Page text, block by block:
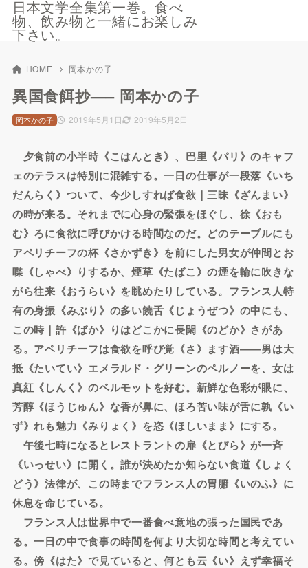
日本文学全集第一巻。食べ
物、飲み物と一緒にお楽しみ
下さい。
HOME 岡本かの子
異国食餌抄—– 岡本かの子
2019年5月1日 2019年5月2日
岡本かの子
夕食前の小半時《こはんとき》、巴里《パリ》のキャフ
ェのテラスは特別に混雑する。一日の仕事が一段落《いち
だんらく》ついて、今少しすれば食欲｜三昧《ざんまい》
の時が来る。それまでに心身の緊張をほぐし、徐《おも
む》ろに食欲に呼びかける時間なのだ。どのテーブルにも
アペリチーフの杯《さかずき》を前にした男女が仲間とお
喋《しゃべ》りするか、煙草《たばこ》の煙を輪に吹きな
がら往来《おうらい》を眺めたりしている。フランス人特
有の身振《みぶり》の多い饒舌《じょうぜつ》の中にも、
この時｜許《ばか》りはどこかに長閑《のどか》さがあ
る。アペリチーフは食欲を呼び覚《さ》ます酒――男は大
抵《たいてい》エメラルド・グリーンのペルノーを、女は
真紅《しんく》のベルモットを好む。新鮮な色彩が眼に、
芳醇《ほうじゅん》な香が鼻に、ほろ苦い味が舌に孰《い
ず》れも魅力《みりょく》を恣《ほしいまま》にする。
午後七時になるとレストラントの扉《とびら》が一斉
《いっせい》に開く。誰が決めたか知らない食道《しょく
どう》法律が、この時までフランス人の胃腑《いのふ》に
休息を命じている。
フランス人は世界中で一番食べ意地の張った国民であ
る。一日の中で食事の時間を何より大切な時間と考えてい
る。傍《はた》で見ていると、何とも云《い》えず幸福そ